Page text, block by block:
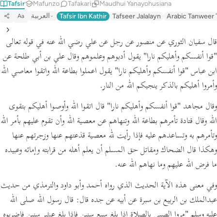
Tafsir Mafunzo Tafakari Maudhui Yanayohusiana
Aa العربية Tafsir Ibn Kathir Tafseer Jalalayn Arabic Tanweer
قال سفيان الثوري عن منصور عن رجل عن علي رضي الله عنه في قوله تعالى
"قوا أنفسكم وأهليكم نارا" يقول أدبوهم وعلموهم وقال علي بن أبي طلحة عن
ابن عباس "قوا أنفسكم وأهليكم نارا" يقول اعملوا بطاعة الله واتقوا معاصي الله
وأمروا أهليكم بالذكر ينجيكم الله من النار.
وقال مجاهد "قوا أنفسكم وأهليكم نارا" قال اتقوا الله وأوصوا أهليكم بتقوى
الله وقال قتادة تأمرهم بطاعة الله وتنهاهم عن معصية الله وأن تقوم عليهم بأمر الله
وتأمرهم به وتساعدهم عليه فإذا رأيت لله معصية قذعتهم عنها وزجرتهم عنها
وهكذا قال الضحاك ومقاتل حق المسلم أن يعلم أهله من قرابته وإمائه وعبيده
ما فرض الله عليهم وما نهاهم الله عنه.
وفي معنى هذه الآية الحديث الذي رواه أحمد وأبو داود والترمذي من حديث
عبدالملك بن الربيع بن سبرة عن أبيه عن جده قال: قال رسول الله صلى الله